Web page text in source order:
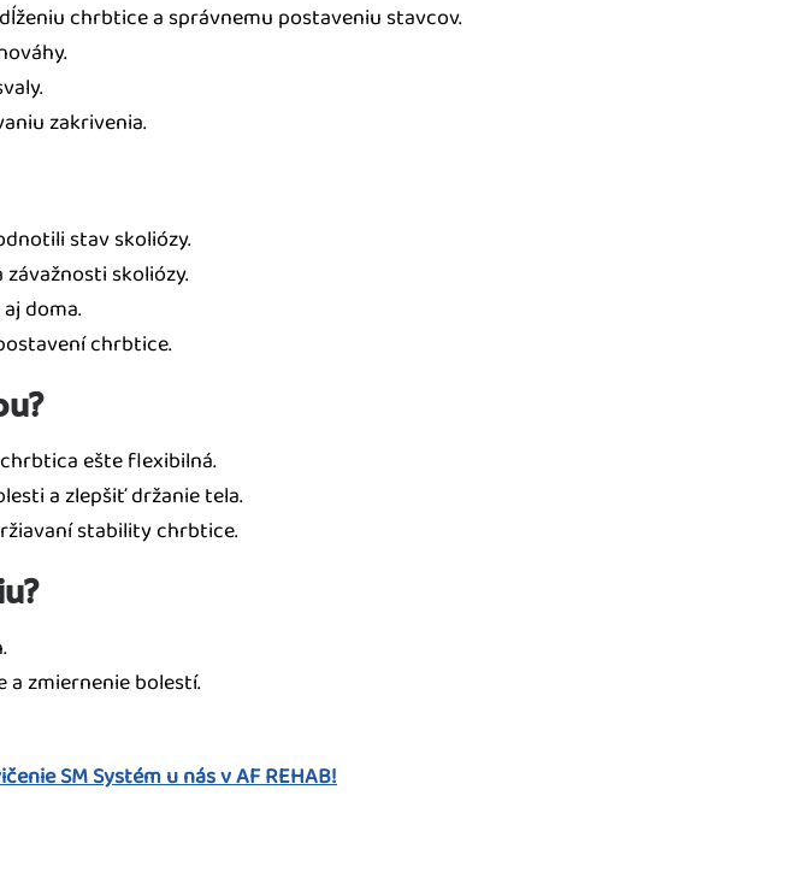
chrbtice a správnemu postaveniu stavcov.
zakrivenia.
stav skoliózy.
skoliózy.
doma.
chrbtice.
ešte flexibilná.
a zlepšiť držanie tela.
stability chrbtice.
zmiernenie bolestí.
SM Systém u nás v AF REHAB!